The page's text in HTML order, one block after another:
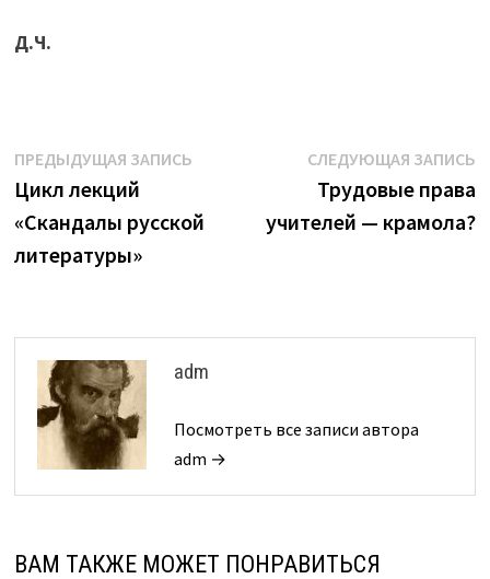
Д.Ч.
Навигация
по
записям
ПРЕДЫДУЩАЯ ЗАПИСЬПредыдущая
Цикл лекций
«Скандалы русской
литературы»
СЛЕДУЮЩАЯ ЗАПИСЬ
Трудовые права
учителей — крамола?
adm
Посмотреть все записи автора
adm →
ВАМ ТАКЖЕ МОЖЕТ ПОНРАВИТЬСЯ